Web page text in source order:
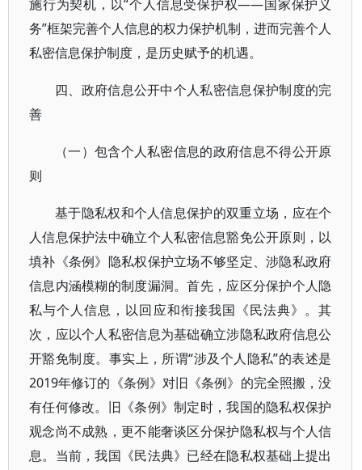
施行为契机，以“个人信息受保护权——国家保护义
务”框架完善个人信息的权力保护机制，进而完善个人
私密信息保护制度，是历史赋予的机遇。
四、政府信息公开中个人私密信息保护制度的完
善
（一）包含个人私密信息的政府信息不得公开原
则
基于隐私权和个人信息保护的双重立场，应在个
人信息保护法中确立个人私密信息豁免公开原则，以
填补《条例》隐私权保护立场不够坚定、涉隐私政府
信息内涵模糊的制度漏洞。首先，应区分保护个人隐
私与个人信息，以回应和衔接我国《民法典》。其
次，应以个人私密信息为基础确立涉隐私政府信息公
开豁免制度。事实上，所谓“涉及个人隐私”的表述是
2019年修订的《条例》对旧《条例》的完全照搬，没
有任何修改。旧《条例》制定时，我国的隐私权保护
观念尚不成熟，更不能奢谈区分保护隐私权与个人信
息。当前，我国《民法典》已经在隐私权基础上提出